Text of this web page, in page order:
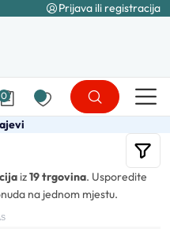
Prijava ili registracija
0
iz19 trgovina. Usporedite
na jednom mjestu.